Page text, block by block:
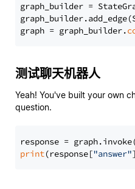
graph_builder =
graph = graph_builder.
测试聊天机器人
Yeah! You've built your own
question.
response =
print(response["answer"